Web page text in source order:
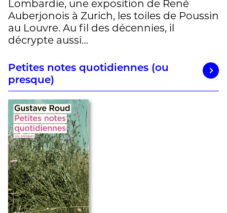
Lombardie, une exposition de René
Auberjonois à Zurich, les toiles de Poussin
au Louvre. Au fil des décennies, il
décrypte aussi…
Petites notes quotidiennes (ou
presque)